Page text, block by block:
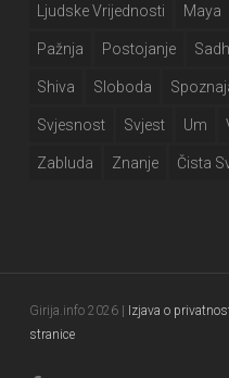
Ljudske Vrijednosti Maya
Pažnja Postojanje
Shiva Sloboda
Svjesnost Svjest Um
Zabluda Znanje Čista
Girija.info 2026 | Izjava o
stranice